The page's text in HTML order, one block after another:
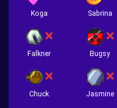
Koga Sabrina
Falkner Bugsy
Chuck Jasmine